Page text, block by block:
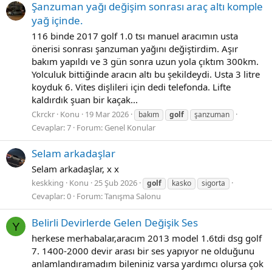
Şanzuman yağı değişim sonrası araç altı komple
yağ içinde.
116 binde 2017 golf 1.0 tsı manuel aracımın usta
önerisi sonrası şanzuman yağını değiştirdim. Aşır
bakım yapıldı ve 3 gün sonra uzun yola çıktım 300km.
Yolculuk bittiğinde aracın altı bu şekildeydi. Usta 3 litre
koyduk 6. Vites dişlileri için dedi telefonda. Lifte
kaldırdık şuan bir kaçak...
Ckrckr Konu 19 Mar 2026 bakım golf şanzuman
Cevaplar: 7 Forum: Genel Konular
Selam arkadaşlar
Selam arkadaşlar, x x
keskking Konu 25 Şub 2026 golf kasko sigorta
Cevaplar: 0 Forum:Tanışma Salonu
Y Belirli Devirlerde Gelen Değişik Ses
herkese merhabalar,aracım 2013 model 1.6tdi dsg golf
7. 1400-2000 devir arası bir ses yapıyor ne olduğunu
anlamlandıramadım bileniniz varsa yardımcı olursa çok